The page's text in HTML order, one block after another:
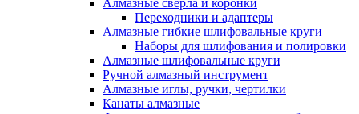
Алмазные сверла и коронки
Переходники и адаптеры
Алмазные гибкие шлифовальные круги
Наборы для шлифования и полировки
Алмазные шлифовальные круги
Ручной алмазный инструмент
Алмазные иглы, ручки, чертилки
Канаты алмазные